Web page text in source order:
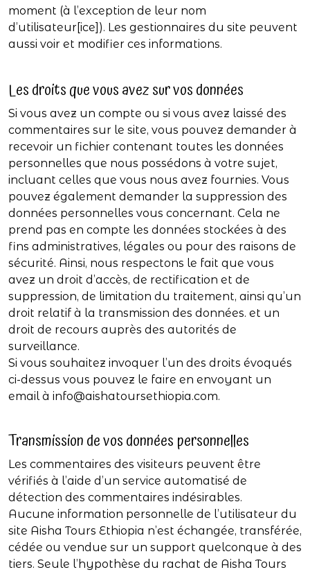
moment (à l’exception de leur nom
d’utilisateur[ice]). Les gestionnaires du site peuvent
aussi voir et modifier ces informations.
Les droits que vous avez sur vos données
Si vous avez un compte ou si vous avez laissé des
commentaires sur le site, vous pouvez demander à
recevoir un fichier contenant toutes les données
personnelles que nous possédons à votre sujet,
incluant celles que vous nous avez fournies. Vous
pouvez également demander la suppression des
données personnelles vous concernant. Cela ne
prend pas en compte les données stockées à des
fins administratives, légales ou pour des raisons de
sécurité. Ainsi, nous respectons le fait que vous
avez un droit d’accès, de rectification et de
suppression, de limitation du traitement, ainsi qu’un
droit relatif à la transmission des données. et un
droit de recours auprès des autorités de
surveillance.
Si vous souhaitez invoquer l’un des droits évoqués
ci-dessus vous pouvez le faire en envoyant un
email à info@aishatoursethiopia.com.
Transmission de vos données personnelles
Les commentaires des visiteurs peuvent être
vérifiés à l’aide d’un service automatisé de
détection des commentaires indésirables.
Aucune information personnelle de l’utilisateur du
site Aisha Tours Ethiopia n’est échangée, transférée,
cédée ou vendue sur un support quelconque à des
tiers. Seule l’hypothèse du rachat de Aisha Tours